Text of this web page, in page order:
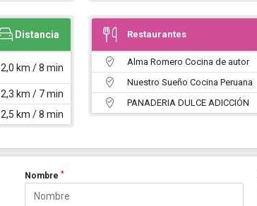
Distancia
2,0 km / 8 min
2,3 km / 7 min
2,5 km / 8 min
Restaurantes
Alma Romero Cocina de autor
Nuestro Sueño Cocina Peruana
PANADERIA DULCE ADICCIÓN
Nombre*